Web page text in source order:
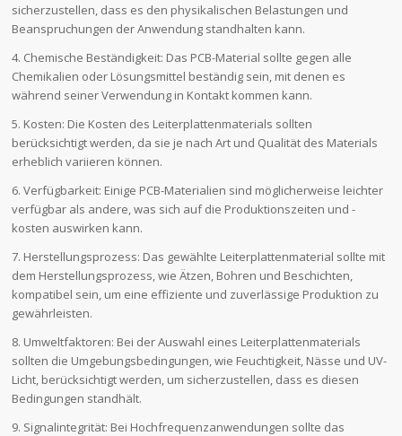
sicherzustellen, dass es den physikalischen Belastungen und
Beanspruchungen der Anwendung standhalten kann.
4. Chemische Beständigkeit: Das PCB-Material sollte gegen alle
Chemikalien oder Lösungsmittel beständig sein, mit denen es
während seiner Verwendung in Kontakt kommen kann.
5. Kosten: Die Kosten des Leiterplattenmaterials sollten
berücksichtigt werden, da sie je nach Art und Qualität des Materials
erheblich variieren können.
6. Verfügbarkeit: Einige PCB-Materialien sind möglicherweise leichter
verfügbar als andere, was sich auf die Produktionszeiten und -
kosten auswirken kann.
7. Herstellungsprozess: Das gewählte Leiterplattenmaterial sollte mit
dem Herstellungsprozess, wie Ätzen, Bohren und Beschichten,
kompatibel sein, um eine effiziente und zuverlässige Produktion zu
gewährleisten.
8. Umweltfaktoren: Bei der Auswahl eines Leiterplattenmaterials
sollten die Umgebungsbedingungen, wie Feuchtigkeit, Nässe und UV-
Licht, berücksichtigt werden, um sicherzustellen, dass es diesen
Bedingungen standhält.
9. Signalintegrität: Bei Hochfrequenzanwendungen sollte das